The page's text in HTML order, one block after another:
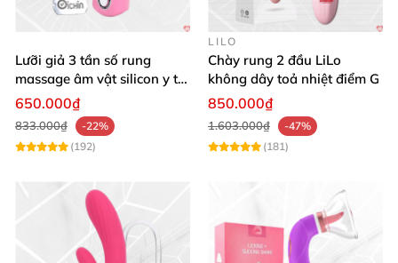
trước đến nay!"
Đừng chần chừ nữa! Sở hữu ngay chày rung Nalone
Mua ngay hôm nay – biến ham muốn thành
🛒💥
Lưỡi giả 3 tần số rung
massage âm vật silicon y tế
an toàn
650.000₫
833.000₫
-22%
(192)
LILO
Chày rung 2 đầu LiLo
không dây toả nhiệt điểm G
850.000₫
1.603.000₫
-47%
(181)